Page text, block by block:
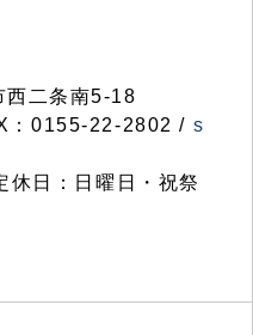
二条南5-18
：0155-22-2802 / s
日：日曜日・祝祭